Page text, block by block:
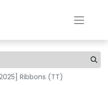
Ribbons (TT)